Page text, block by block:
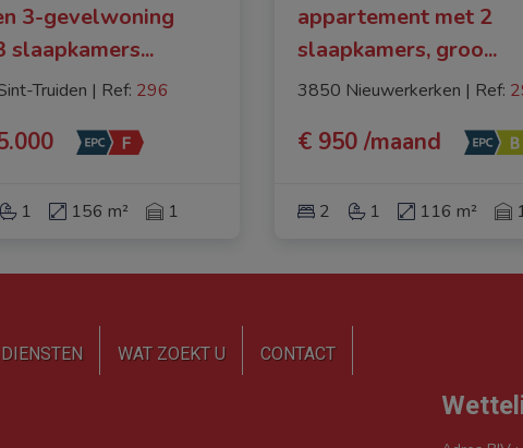
3-gevelwoning
slaapkamers...
Truiden | Ref: 296
1 156 m² 1
appartement met 2
slaapkamers, groo...
3850 Nieuwerkerken | Ref:
€ 950 /maand
2 1 116 m²
DIENSTEN WAT ZOEKT U CONTACT